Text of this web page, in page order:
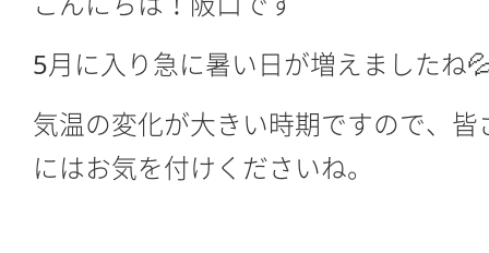
5月に入り急に暑い日が増えましたね
気温の変化が大きい時期ですので、皆
にはお気を付けくださいね。